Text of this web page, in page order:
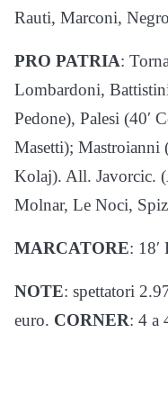
Rauti, Marconi,
PRO PATRIA:
Lombardoni,
Pedone), Palesi (40′
Masetti); Mastroianni
Kolaj). All. Javorcic.
Molnar, Le Noci,
MARCATORE:
NOTE: spettatori
euro. CORNER: 4 a